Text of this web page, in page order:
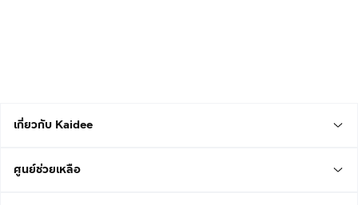
เกี่ยวกับ Kaidee
ศูนย์ช่วยเหลือ